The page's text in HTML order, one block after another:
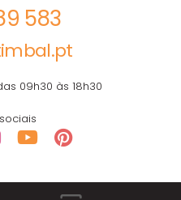
583
09h30 às 18h30